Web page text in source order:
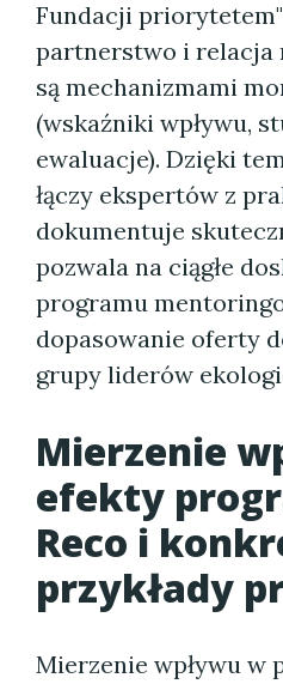
Fundacji
partnerstwo i relacja
są mechanizmami
(wskaźniki wpływu,
ewaluacje). Dzięki
łączy ekspertów z
dokumentuje
pozwala na ciągłe
programu
dopasowanie oferty
grupy liderów
Mierzenie
efekty
Reco i
przykłady
Mierzenie wpływu w